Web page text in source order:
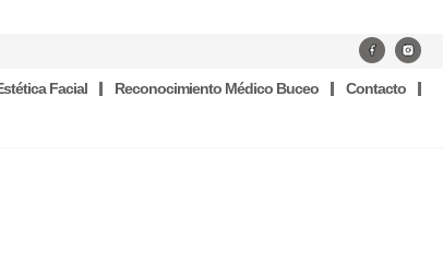
Facial Reconocimiento Médico Buceo Contacto